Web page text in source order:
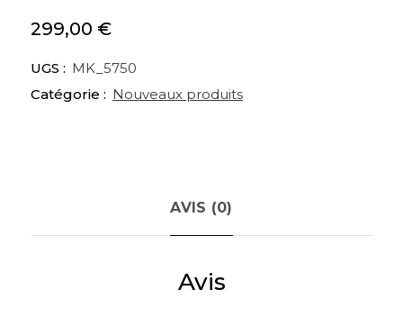
299,00 €
UGS : MK_5750
Catégorie : Nouveaux produits
AVIS (0)
Avis